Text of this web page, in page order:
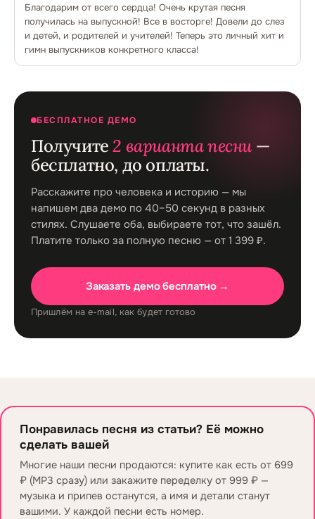
Благодарим от всего сердца! Очень крутая песня
получилась на выпускной! Все в восторге! Довели до слез
и детей, и родителей и учителей! Теперь это личный хит и
гимн выпускников конкретного класса!
БЕСПЛАТНОЕ ДЕМО
Получите2 варианта песни —
бесплатно, до оплаты.
Расскажите про человека и историю — мы
напишем два демо по 40–50 секунд в разных
стилях. Слушаете оба, выбираете тот, что зашёл.
Платите только за полную песню — от 1 399 ₽.
Заказать демо бесплатно →
Пришлём на e-mail, как будет готово
Понравилась песня из статьи? Её можно
сделать вашей
Многие наши песни продаются: купите как есть от 699
₽ (MP3 сразу) или закажите переделку от 999 ₽ —
музыка и припев останутся, а имя и детали станут
вашими. У каждой песни есть номер.